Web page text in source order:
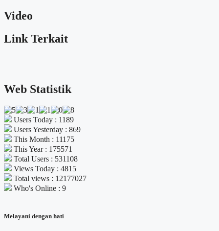
Video
Link Terkait
Web Statistik
Users Today : 1189
Users Yesterday : 869
This Month : 11175
This Year : 175571
Total Users : 531108
Views Today : 4815
Total views : 12177027
Who's Online : 9
Melayani dengan hati